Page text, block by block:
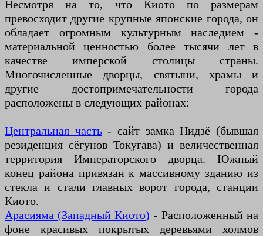
Несмотря на то, что Киото по размерам
превосходит другие крупные японские города, он
обладает огромным культурным наследием -
материальной ценностью более тысячи лет в
качестве имперской столицы страны.
Многочисленные дворцы, святыни, храмы и
другие достопримечательности города
расположены в следующих районах:
Центральная часть- сайт замка Нидзё (бывшая
резиденция сёгунов Токугава) и величественная
территория Императорского дворца. Южный
конец района привязан к массивному зданию из
стекла и стали главных ворот города, станции
Киото.
Арасияма (Западный Киото) - Расположенный на
фоне красивых покрытых деревьями холмов